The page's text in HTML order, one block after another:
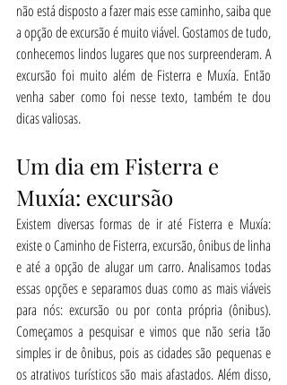
não está disposto a fazer mais esse caminho, saiba que
a opção de excursão é muito viável. Gostamos de tudo,
conhecemos lindos lugares que nos surpreenderam. A
excursão foi muito além de Fisterra e Muxía. Então
venha saber como foi nesse texto, também te dou
dicas valiosas.
Um dia em Fisterra e
Muxía: excursão
Existem diversas formas de ir até Fisterra e Muxía:
existe o Caminho de Fisterra, excursão, ônibus de linha
e até a opção de alugar um carro. Analisamos todas
essas opções e separamos duas como as mais viáveis
para nós: excursão ou por conta própria (ônibus).
Começamos a pesquisar e vimos que não seria tão
simples ir de ônibus, pois as cidades são pequenas e
os atrativos turísticos são mais afastados. Além disso,